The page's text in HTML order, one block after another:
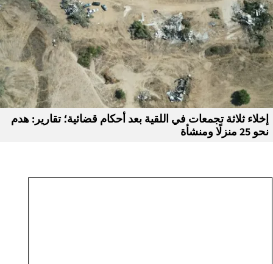
إخلاء ثلاثة تجمعات في اللقية بعد أحكام قضائية؛ تقارير: هدم
نحو 25 منزلًا ومنشأة